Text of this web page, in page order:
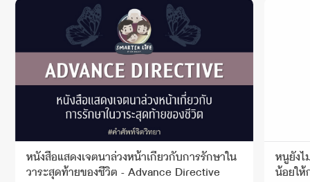
หนังสือแสดงเจตนาล่วงหน้าเกี่ยวกับการรักษาใน
วาระสุดท้ายของชีวิต - Advance Directive
หนูยังไ
น้อยให้